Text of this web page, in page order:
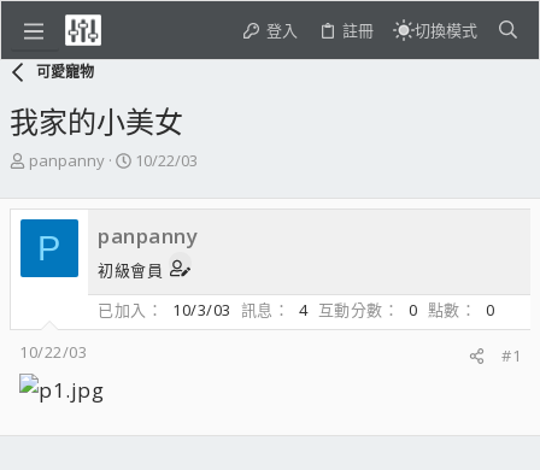
登入 註冊 切換模式
可愛寵物
我家的小美女
主
發
起
人
panpanny
開
日
期
10/22/03
P panpanny
初級會員
已加入
10/3/03 訊息 4 互動分數 0 點數
0
10/22/03
#1